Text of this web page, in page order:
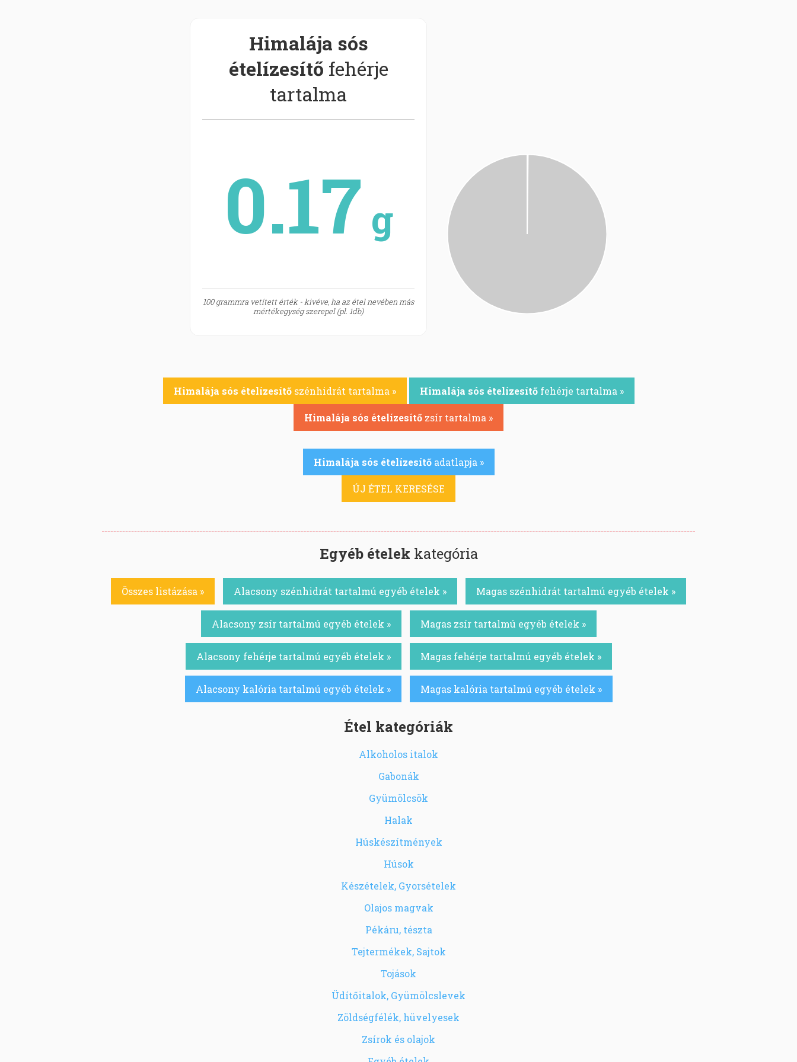
Himalája sós
ételízesítő fehérje
tartalma
0.17 g
100 grammra vetített érték - kivéve, ha az étel nevében más
mértékegység szerepel (pl. 1db)
Himalája sós ételízesítőszénhidrát tartalma » Himalája sós ételízesítőfehérje tartalma »
Himalája sós ételízesítő zsír tartalma »
Himalája sós ételízesítőadatlapja »
ÚJ ÉTEL KERESÉSE
Egyéb ételek kategória
Összes listázása » Alacsony szénhidrát tartalmú egyéb ételek » Magas szénhidrát tartalmú egyéb ételek »
Alacsony zsír tartalmú egyéb ételek » Magas zsír tartalmú egyéb ételek »
Alacsony fehérje tartalmú egyéb ételek » Magas fehérje tartalmú egyéb ételek »
Alacsony kalória tartalmú egyéb ételek » Magas kalória tartalmú egyéb ételek »
Étel kategóriák
Alkoholos italok
Gabonák
Gyümölcsök
Halak
Húskészítmények
Húsok
Készételek, Gyorsételek
Olajos magvak
Pékáru, tészta
Tejtermékek, Sajtok
Tojások
Üdítőitalok, Gyümölcslevek
Zöldségfélék, hüvelyesek
Zsírok és olajok